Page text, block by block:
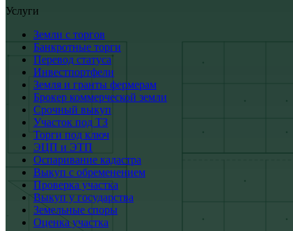
Услуги
Земли с торгов
Банкротные торги
Перевод статуса
Инвестпортфели
Земля и гранты фермерам
Брокер коммерческой земли
Срочный выкуп
Участок под ТЗ
Торги под ключ
ЭЦП и ЭТП
Оспаривание кадастра
Выкуп с обременением
Проверка участка
Выкуп у государства
Земельные споры
Оценка участка